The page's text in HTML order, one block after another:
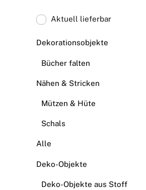
Aktuell lieferbar
Dekorationsobjekte
Bücher falten
Nähen & Stricken
Mützen & Hüte
Schals
Alle
Deko-Objekte
Deko-Objekte aus Stoff